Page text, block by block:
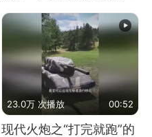
23.0万 次播放 00:52
现代火炮之“打完就跑”的